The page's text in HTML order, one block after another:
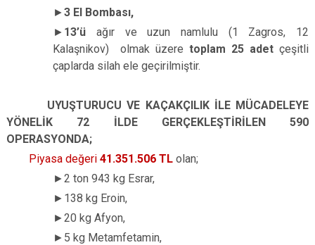
►3 El Bombası,
► 13’ü ağır ve uzun namlulu (1 Zagros, 12
Kalaşnikov) olmak üzeretoplam 25 adetçeşitli
çaplarda silah ele geçirilmiştir.
UYUŞTURUCU VE KAÇAKÇILIK İLE MÜCADELEYE
YÖNELİK 72 İLDE GERÇEKLEŞTİRİLEN 590
OPERASYONDA;
Piyasa değeri 41.351.506 TL olan;
►2 ton 943 kg Esrar,
► 138 kg Eroin,
►20 kg Afyon,
► 5 kg Metamfetamin,